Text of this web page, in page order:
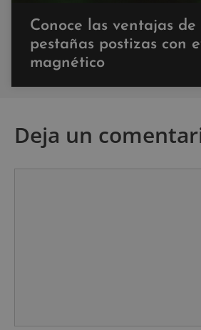
Conoce las ventajas de
pestañas postizas con
magnético
Deja un